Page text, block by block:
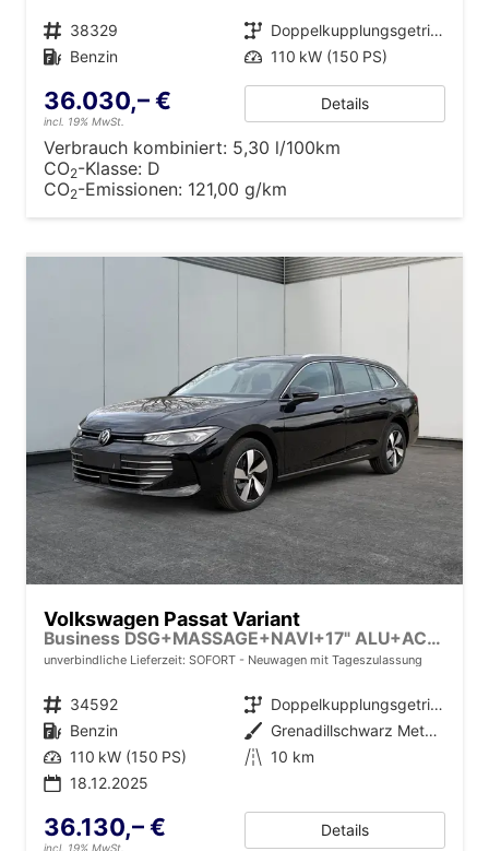
Fahrzeugnr. 38329 Getriebe
Doppelkupplungsgetriebe (DSG)
Kraftstoff Benzin Leistung 110 kW (150 PS)
36.030,– €
incl. 19% MwSt.
Details
Verbrauch kombiniert: 5,30 l/100km
CO2-Klasse: D
CO2-Emissionen: 121,00 g/km
Volkswagen Passat Variant
Business DSG+MASSAGE+NAVI+17" ALU+ACC+KAMERA+LED
unverbindliche Lieferzeit: SOFORT Neuwagen mit Tageszulassung
Fahrzeugnr. 34592 Getriebe
Doppelkupplungsgetriebe (DSG)
Kraftstoff Benzin Außenfarbe
Grenadillschwarz Metallic
Leistung 110 kW (150 PS) Kilometerstand 10 km
18.12.2025
36.130,– €
incl. 19% MwSt.
Details